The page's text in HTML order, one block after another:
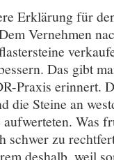
Erklärung für
Vernehmen
Das gibt
Praxis erinnert.
die Steine an
Was
schwer zu
deshalb, weil